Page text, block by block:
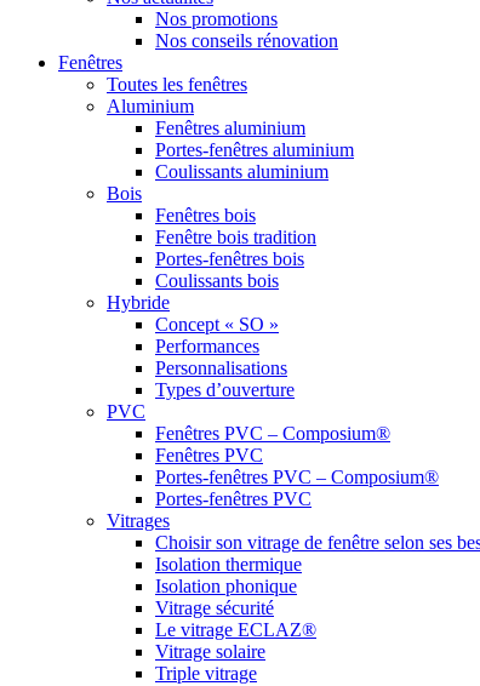
Nos promotions
Nos conseils rénovation
Fenêtres
Toutes les fenêtres
Aluminium
Fenêtres aluminium
Portes-fenêtres aluminium
Coulissants aluminium
Bois
Fenêtres bois
Fenêtre bois tradition
Portes-fenêtres bois
Coulissants bois
Hybride
Concept « SO »
Performances
Personnalisations
Types d’ouverture
PVC
Fenêtres PVC – Composium®
Fenêtres PVC
Portes-fenêtres PVC – Composium®
Portes-fenêtres PVC
Vitrages
Choisir son vitrage de fenêtre selon ses
Isolation thermique
Isolation phonique
Vitrage sécurité
Le vitrage ECLAZ®
Vitrage solaire
Triple vitrage